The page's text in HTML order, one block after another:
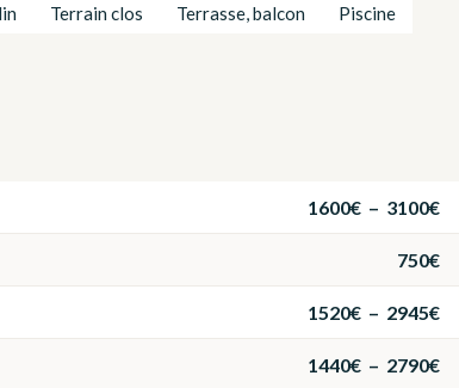
Terrain clos Terrasse, balcon Piscine
1600€ – 3100€
750€
1520€ – 2945€
1440€ – 2790€